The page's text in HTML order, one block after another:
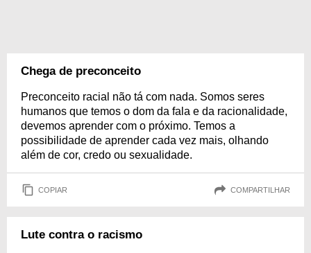
Chega de preconceito
Preconceito racial não tá com nada. Somos seres
humanos que temos o dom da fala e da racionalidade,
devemos aprender com o próximo. Temos a
possibilidade de aprender cada vez mais, olhando
além de cor, credo ou sexualidade.
COPIAR COMPARTILHAR
Lute contra o racismo